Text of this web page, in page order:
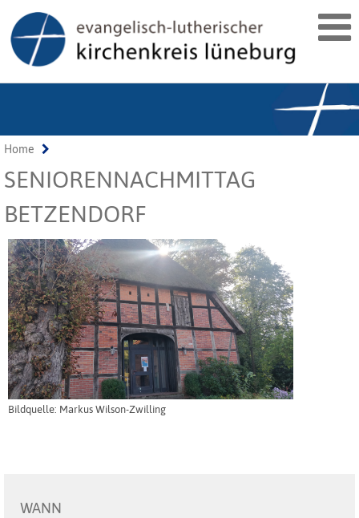
Home
SENIORENNACHMITTAG
BETZENDORF
Bildquelle: Markus Wilson-Zwilling
WANN